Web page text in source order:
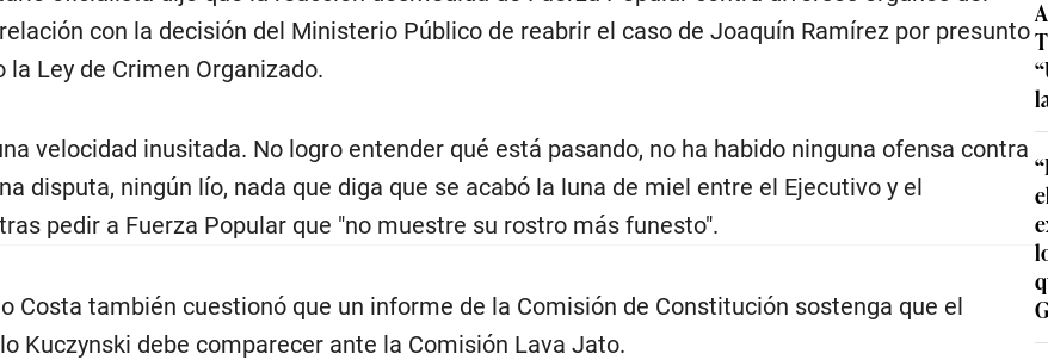
con la decisión del Ministerio Público de reabrir el caso de Joaquín Ramírez por presunto
Ley de Crimen Organizado.
velocidad inusitada. No logro entender qué está pasando, no ha habido ninguna ofensa contra
disputa, ningún lío, nada que diga que se acabó la luna de miel entre el Ejecutivo y el
pedir a Fuerza Popular que "no muestre su rostro más funesto".
Costa también cuestionó que un informe de la Comisión de Constitución sostenga que el
Kuczynski debe comparecer ante la Comisión Lava Jato.